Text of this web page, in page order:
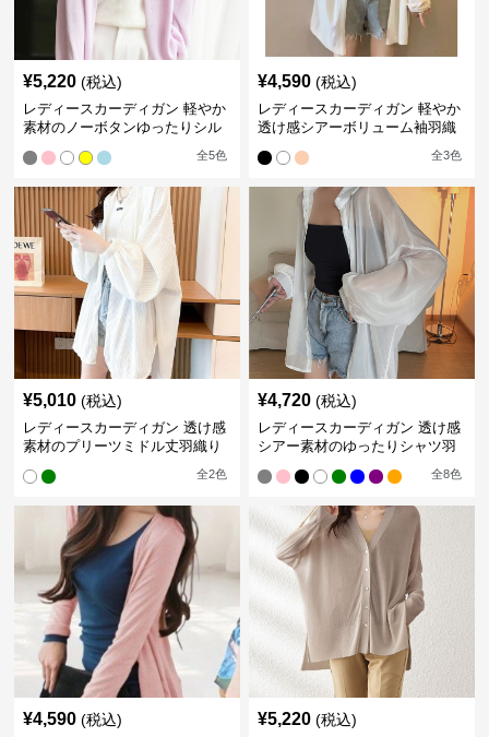
¥5,220 (税込)
レディースカーディガン 軽やか
素材のノーボタンゆったりシル
全5色
¥4,590 (税込)
レディースカーディガン 軽やか
透け感シアーボリューム袖羽織
全3色
¥5,010 (税込)
レディースカーディガン 透け感
素材のプリーツミドル丈羽織り
全2色
¥4,720 (税込)
レディースカーディガン 透け感
シアー素材のゆったりシャツ羽
全8色
¥4,590 (税込) ¥5,220 (税込)